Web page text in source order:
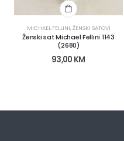
MICHAEL FELLINI,ŽENSKI SATOVI
Ženski sat Michael Fellini 1143
(2680)
93,00 KM